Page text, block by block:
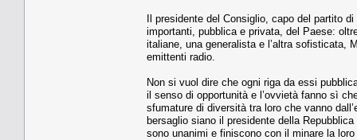
Il presidente del Consiglio, capo del partito
importanti, pubblica e privata, del Paese:
italiane, una generalista e l’altra sofisticata,
emittenti radio.
Non si vuol dire che ogni riga da essi
il senso di opportunità e l’ovvietà fanno sì
sfumature di diversità tra loro che vanno
bersaglio siano il presidente della
sono unanimi e finiscono con il minare la